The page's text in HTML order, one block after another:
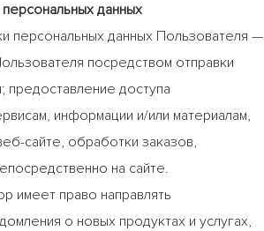
данных
персональных данных Пользователя —
посредством отправки
предоставление доступа
информации и/или материалам,
сайте, обработки заказов,
на сайте.
имеет право направлять
о новых продуктах и услугах,